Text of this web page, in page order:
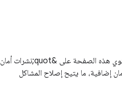
تُعدّ تحديثات الأجهزة أداة مهمة للحفاظ على سلامة مستخدمي Android وحماية أجهزتهم. تحتوي هذه الصفحة على &quot;نشرات أمان
إضافية، ما يتيح إصلاح المشاكل